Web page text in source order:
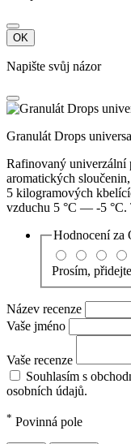
OK
Napište svůj názor
Granulát Drops
Rafinovaný univerzální
aromatických
5 kilogramových
vzduchu 5 °C — -5 °C.
Hodnocení za
Prosím,
Název recenze
Vaše jméno
Vaše recenze
Souhlasím s
osobních údajů.
* Povinná pole